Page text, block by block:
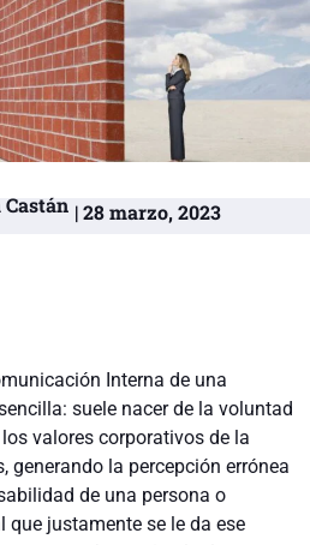
Castán | 28 marzo, 2023
Interna de una
suele nacer de la voluntad
valores corporativos de la
generando la percepción errónea
de una persona o
que justamente se le da ese